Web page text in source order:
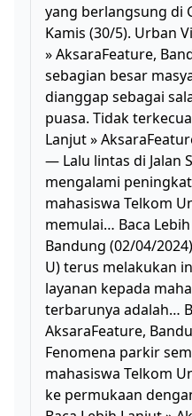
yang berlangsung di
Kamis (30/5). Urban
» AksaraFeature,
sebagian besar
dianggap sebagai
puasa. Tidak
Lanjut »
— Lalu lintas di Jalan
mengalami
mahasiswa Telkom
memulai… Baca
Bandung (02/04/
U) terus melakukan
layanan kepada
terbarunya adalah…
AksaraFeature,
Fenomena parkir
mahasiswa Telkom
ke permukaan